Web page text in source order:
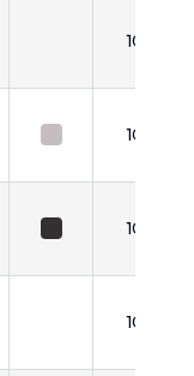
10
10
10
10